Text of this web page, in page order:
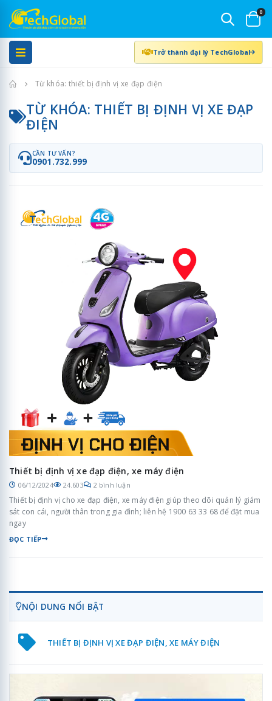
0
Trở thành đại lý TechGlobal
Trang chủTừ khóa: thiết bị định vị xe đạp điện
TỪ KHÓA: THIẾT BỊ ĐỊNH VỊ XE ĐẠP
ĐIỆN
CẦN TƯ VẤN?
0901.732.999
Thiết bị định vị xe đạp điện, xe máy điện
06/12/2024 24.603 2 bình luận
Thiết bị định vị cho xe đạp điện, xe máy điện giúp theo dõi quản lý giám
sát con cái, người thân trong gia đình; liên hệ 1900 63 33 68 để đặt mua
ngay
ĐỌC TIẾP
NỘI DUNG NỔI BẬT
THIẾT BỊ ĐỊNH VỊ XE ĐẠP ĐIỆN, XE MÁY ĐIỆN